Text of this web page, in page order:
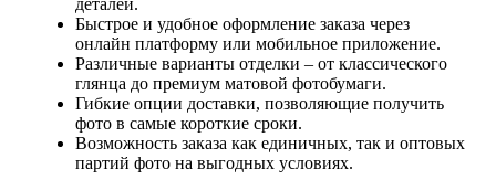
деталей.
Быстрое и удобное оформление заказа через
онлайн платформу или мобильное приложение.
Различные варианты отделки – от классического
глянца до премиум матовой фотобумаги.
Гибкие опции доставки, позволяющие получить
фото в самые короткие сроки.
Возможность заказа как единичных, так и оптовых
партий фото на выгодных условиях.